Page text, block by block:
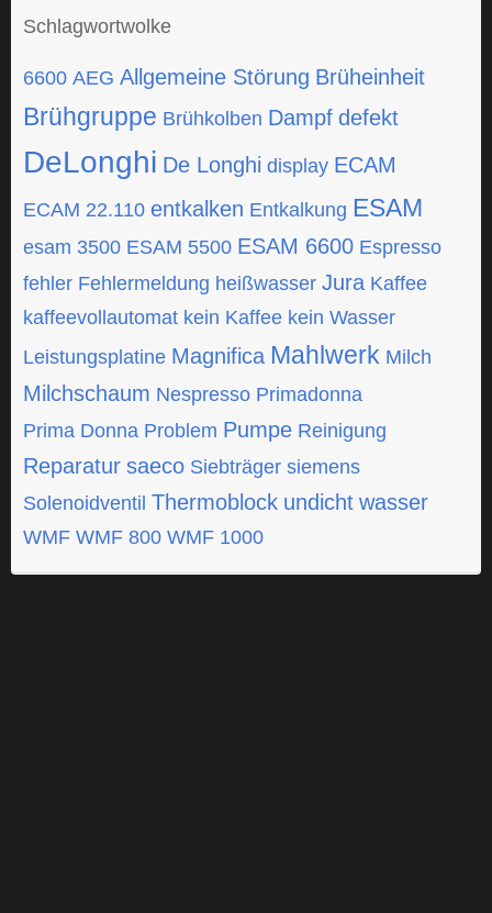
Schlagwortwolke
6600 AEG Allgemeine Störung Brüheinheit
Brühgruppe Brühkolben Dampf defekt
DeLonghi De Longhi display ECAM
ECAM 22.110 entkalken Entkalkung ESAM
esam 3500 ESAM 5500 ESAM 6600 Espresso
fehler Fehlermeldung heißwasser Jura Kaffee
kaffeevollautomat kein Kaffee kein Wasser
Leistungsplatine Magnifica Mahlwerk Milch
Milchschaum Nespresso Primadonna
Prima Donna Problem Pumpe Reinigung
Reparatur saeco Siebträger siemens
Solenoidventil Thermoblock undicht wasser
WMF WMF 800 WMF 1000